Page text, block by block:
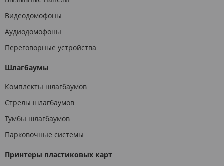
Видеодомофоны
Аудиодомофоны
Переговорные устройства
Шлагбаумы
Комплекты шлагбаумов
Стрелы шлагбаумов
Тумбы шлагбаумов
Парковочные системы
Принтеры пластиковых карт